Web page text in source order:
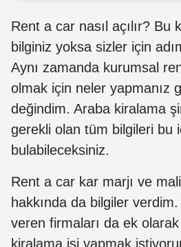
Rent a car nasıl açılır? Bu
bilginiz yoksa sizler için
Aynı zamanda kurumsal
olmak için neler yapmanız
değindim. Araba kiralama
gerekli olan tüm bilgileri bu
bulabileceksiniz.
Rent a car kar marjı ve
hakkında da bilgiler
veren firmaları da ek
kiralama işi yapmak